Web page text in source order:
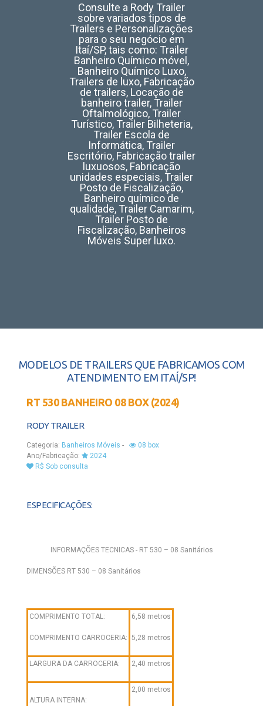
Consulte a Rody Trailer
sobre variados tipos de
Trailers e Personalizações
para o seu negócio em
Itaí/SP, tais como: Trailer
Banheiro Químico móvel,
Banheiro Químico Luxo,
Trailers de luxo, Fabricação
de trailers, Locação de
banheiro trailer, Trailer
Oftalmológico, Trailer
Turístico, Trailer Bilheteria,
Trailer Escola de
Informática, Trailer
Escritório, Fabricação trailer
luxuosos, Fabricação
unidades especiais, Trailer
Posto de Fiscalização,
Banheiro químico de
qualidade, Trailer Camarim,
Trailer Posto de
Fiscalização, Banheiros
Móveis Super luxo.
MODELOS DE TRAILERS QUE FABRICAMOS COM
ATENDIMENTO EM ITAÍ/SP!
RT 530 BANHEIRO 08 BOX (2024)
RODY TRAILER
Categoria: Banheiros Móveis -
08 box
Ano/Fabricação:
2024
R$ Sob consulta
ESPECIFICAÇÕES:
INFORMAÇÕES TECNICAS - RT 530 – 08 Sanitários
DIMENSÕES RT 530 – 08 Sanitários
COMPRIMENTO TOTAL:
COMPRIMENTO CARROCERIA:
6,58 metros
5,28 metros
LARGURA DA CARROCERIA: 2,40 metros
ALTURA INTERNA:
2,00 metros